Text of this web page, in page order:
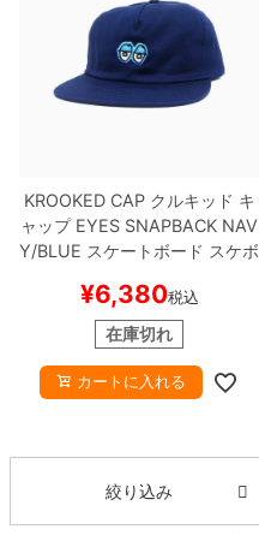
KROOKED CAPクルキッド キ
ャップEYES SNAPBACK NAV
Y/BLUE スケートボード スケボ
¥6,380税込
在庫切れ
カートに入れる
絞り込み